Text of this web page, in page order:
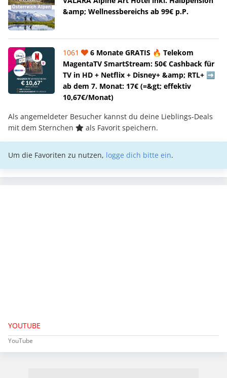
&amp; Wellnessbereichs ab 99€ p.P.
1061
6 Monate GRATIS 🔥 Telekom
MagentaTV SmartStream: 50€ Cashback für
TV in HD + Netflix + Disney+ &amp; RTL+ ➡️
ab dem 7. Monat: 17€ (=&gt; effektiv
10,67€/Monat)
Als angemeldeter Besucher kannst du deine Lieblings-Deals
mit dem Sternchen
als Favorit speichern.
Um die Favoriten zu nutzen, logge dich bitte ein.
YOUTUBE
YouTube